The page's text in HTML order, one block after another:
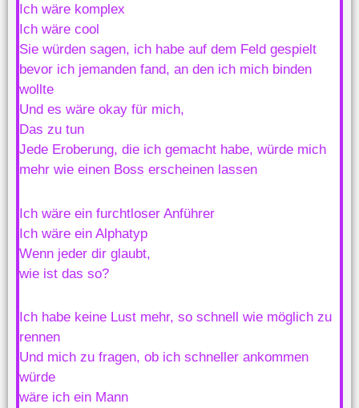
Ich wäre komplex
Ich wäre cool
Sie würden sagen, ich habe auf dem Feld gespielt
bevor ich jemanden fand, an den ich mich binden
wollte
Und es wäre okay für mich,
Das zu tun
Jede Eroberung, die ich gemacht habe, würde mich
mehr wie einen Boss erscheinen lassen
Ich wäre ein furchtloser Anführer
Ich wäre ein Alphatyp
Wenn jeder dir glaubt,
wie ist das so?
Ich habe keine Lust mehr, so schnell wie möglich zu
rennen
Und mich zu fragen, ob ich schneller ankommen
würde
wäre ich ein Mann